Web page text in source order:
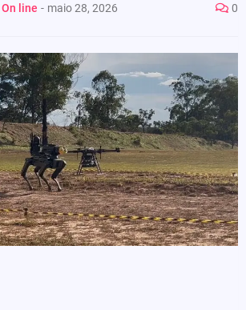
line - maio 28, 2026 0